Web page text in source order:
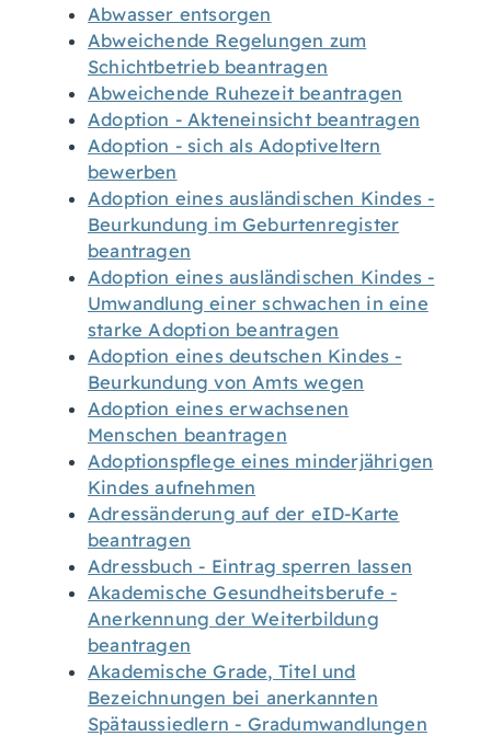
Abwasser entsorgen
Abweichende Regelungen zum
Schichtbetrieb beantragen
Abweichende Ruhezeit beantragen
Adoption - Akteneinsicht beantragen
Adoption - sich als Adoptiveltern
bewerben
Adoption eines ausländischen Kindes -
Beurkundung im Geburtenregister
beantragen
Adoption eines ausländischen Kindes -
Umwandlung einer schwachen in eine
starke Adoption beantragen
Adoption eines deutschen Kindes -
Beurkundung von Amts wegen
Adoption eines erwachsenen
Menschen beantragen
Adoptionspflege eines minderjährigen
Kindes aufnehmen
Adressänderung auf der eID-Karte
beantragen
Adressbuch - Eintrag sperren lassen
Akademische Gesundheitsberufe -
Anerkennung der Weiterbildung
beantragen
Akademische Grade, Titel und
Bezeichnungen bei anerkannten
Spätaussiedlern - Gradumwandlungen